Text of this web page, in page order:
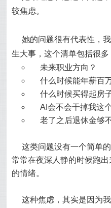
较焦虑。
她的问题很有代表性，
生大事，这个清单包括很多
未来职业方向？
什么时候能年薪百
什么时候买得起房
AI会不会干掉我这
老了之后退休金够
这类问题没有一个简单
常常在夜深人静的时候跑
的情绪。
这种焦虑，其实是因为